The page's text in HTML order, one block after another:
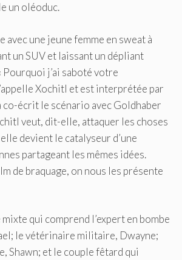
un oléoduc.
avec une jeune femme en sweat à
un SUV et laissant un dépliant
Pourquoi j’ai saboté votre
Xochitl et est interprétée par
co-écrit le scénario avec Goldhaber
veut, dit-elle, attaquer les choses
devient le catalyseur d’une
partageant les mêmes idées.
de braquage, on nous les présente
mixte qui comprend l’expert en bombe
le vétérinaire militaire, Dwayne;
Shawn; et le couple fêtard qui